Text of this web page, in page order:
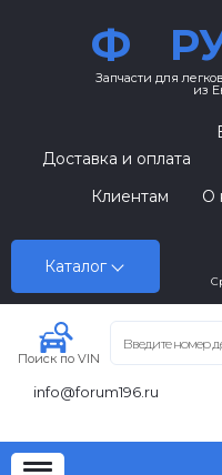
Ф
Запчасти для
из
Каталог
Доставка и оплата
Клиентам
О
Поиск по VIN
info@forum196.ru